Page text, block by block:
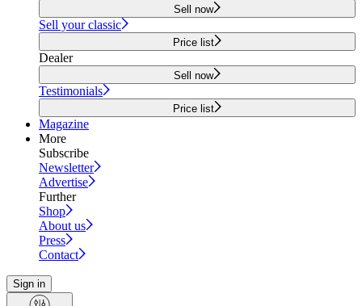
Sell now
Sell your classic
Price list
Dealer
Sell now
Testimonials
Price list
Magazine
More
Subscribe
Newsletter
Advertise
Further
Shop
About us
Press
Contact
Sign in